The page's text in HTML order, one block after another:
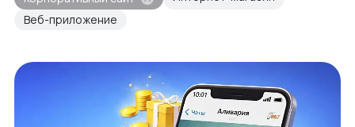
Веб-приложение